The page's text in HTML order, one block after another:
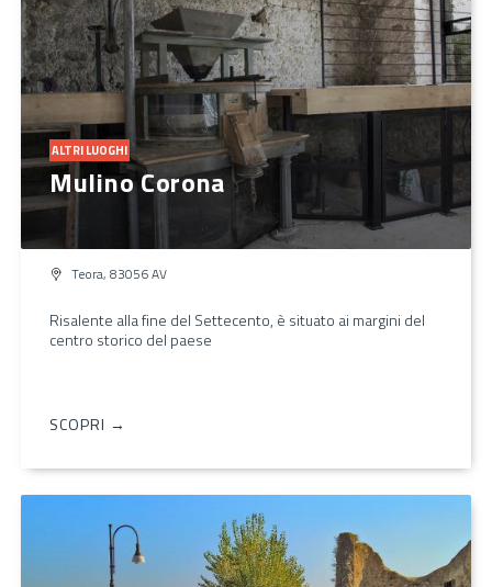
ALTRI LUOGHI
Mulino Corona
Teora, 83056 AV
Risalente alla fine del Settecento, è situato ai margini del
centro storico del paese
SCOPRI →